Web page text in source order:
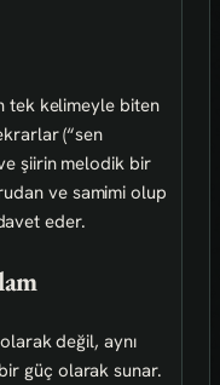
tek kelimeyle biten
(“sen
şiirin melodik bir
ve samimi olup
eder.
değil, aynı
güç olarak sunar.